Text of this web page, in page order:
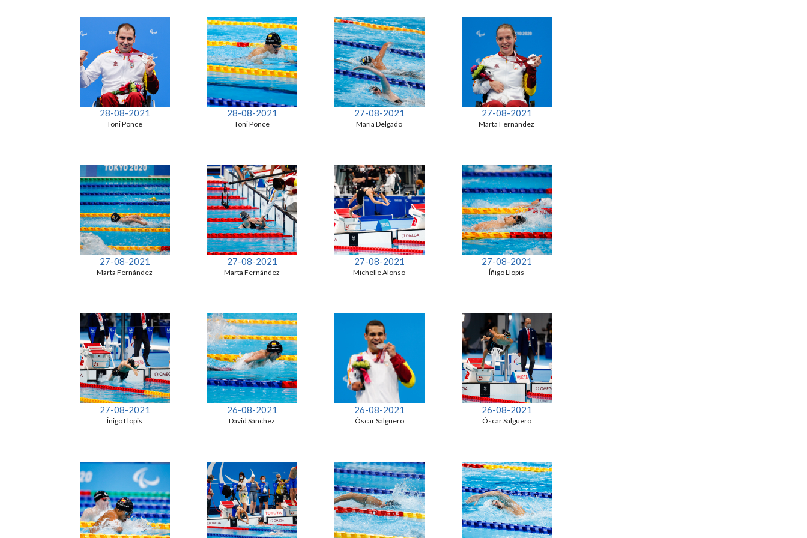
28-08-2021
Toni Ponce
28-08-2021
Toni Ponce
27-08-2021
María Delgado
27-08-2021
Marta Fernández
27-08-2021
Marta Fernández
27-08-2021
Marta Fernández
27-08-2021
Michelle Alonso
27-08-2021
Íñigo Llopis
27-08-2021
Íñigo Llopis
26-08-2021
David Sánchez
26-08-2021
Óscar Salguero
26-08-2021
Óscar Salguero